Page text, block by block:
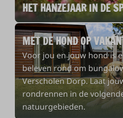
HET HANZEJAAR IN DE
MET DE HOND OP
Voor jou en jouw hond is
beleven rond om
Verscholen Dorp. Laat
rondrennen in de
natuurgebieden.